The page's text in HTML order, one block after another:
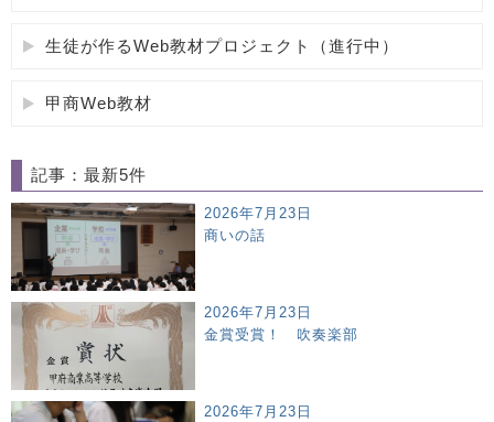
生徒が作るWeb教材プロジェクト（進行中）
甲商Web教材
記事：最新5件
2026年7月23日
商いの話
2026年7月23日
金賞受賞！ 吹奏楽部
2026年7月23日